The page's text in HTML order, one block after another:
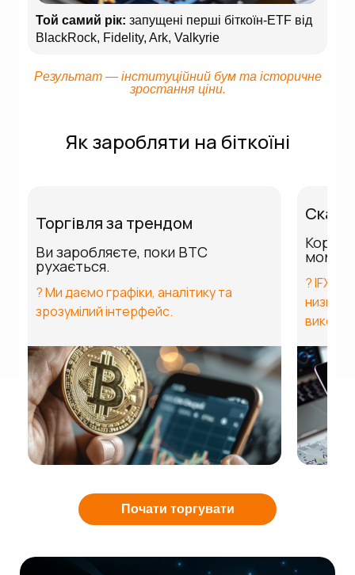
Той самий рік: запущені перші біткоїн-ETF від
BlackRock, Fidelity, Ark, Valkyrie
Результат — інституційний бум та історичне
зростання ціни.
Як заробляти на біткоїні
Торгівля за трендом
Ви заробляєте, поки BTC
рухається.
? Ми даємо графіки, аналітику та
зрозумілий інтерфейс.
?
Почати торгувати